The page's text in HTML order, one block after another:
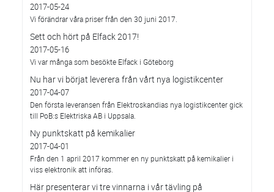
2017-05-24
Vi förändrar våra priser från den 30 juni 2017.
Sett och hört på Elfack 2017!
2017-05-16
Vi var många som besökte Elfack i Göteborg
Nu har vi börjat leverera från vårt nya logistikcenter
2017-04-07
Den första leveransen från Elektroskandias nya logistikcenter gick
till PoB:s Elektriska AB i Uppsala.
Ny punktskatt på kemikalier
2017-04-01
Från den 1 april 2017 kommer en ny punktskatt på kemikalier i
viss elektronik att införas.
Här presenterar vi tre vinnarna i vår tävling på